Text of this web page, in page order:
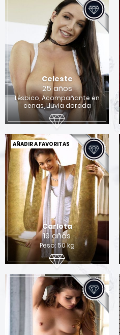
Celeste
25 años
Lésbico, Acompañante en
cenas, Lluvia dorada
AÑADIR A FAVORITAS
Carlota
19 años
Peso: 50 kg